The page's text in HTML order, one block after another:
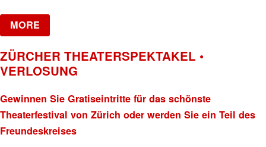
MORE
ZÜRCHER THEATERSPEKTAKEL •
VERLOSUNG
Gewinnen Sie Gratiseintritte für das schönste
Theaterfestival von Zürich oder werden Sie ein Teil des
Freundeskreises